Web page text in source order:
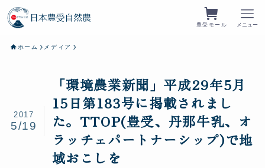
豊受モール メニュー
ホーム メディア
「環境農業新聞」平成29年5月
15日第183号に掲載されまし
た。TTOP(豊受、丹那牛乳、オ
ラッチェパートナーシップ)で地
域おこしを
2017
5/19